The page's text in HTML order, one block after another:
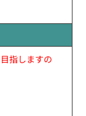
指しますの